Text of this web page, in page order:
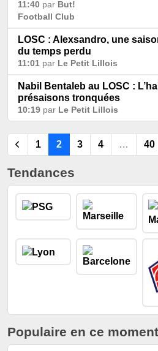
11:40 par But!
Football Club
LOSC : Alexsandro, une
du temps perdu
11:01 par Le Petit Lillois
Nabil Bentaleb au LOSC :
présaisons tronquées
10:19 par Le Petit Lillois
1 2 3 4 … 40
Tendances
Populaire en ce moment